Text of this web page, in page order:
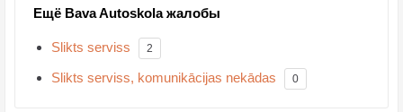
Ещё Bava Autoskola жалобы
Slikts serviss 2
Slikts serviss, komunikācijas nekādas 0